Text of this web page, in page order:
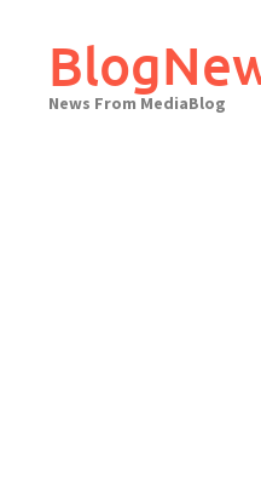
content
News From MediaBlog